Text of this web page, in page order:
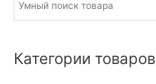
Категории товаров